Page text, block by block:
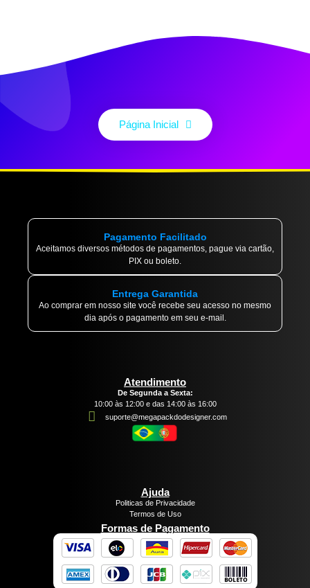
Página Inicial
Pagamento Facilitado
Aceitamos diversos métodos de pagamentos, pague via cartão,
PIX ou boleto.
Entrega Garantida
Ao comprar em nosso site você recebe seu acesso no mesmo
dia após o pagamento em seu e-mail.
Atendimento
De Segunda a Sexta:
10:00 às 12:00 e das 14:00 às 16:00
suporte@megapackdodesigner.com
Ajuda
Politicas de Privacidade
Termos de Uso
Formas de Pagamento